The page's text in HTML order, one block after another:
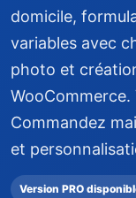
domicile,
variables avec
photo et
WooCommerce.
Commandez
et
Version PRO